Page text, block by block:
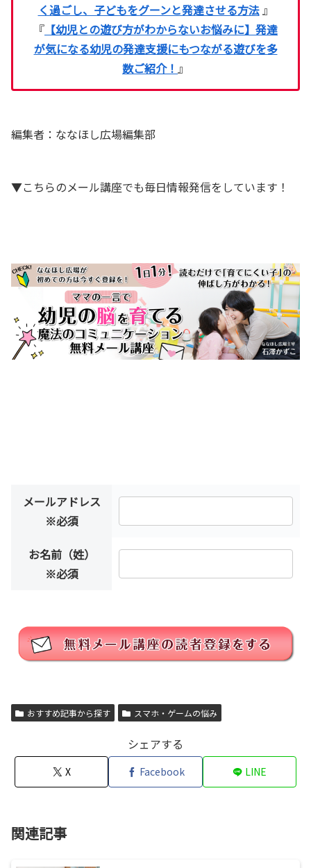
く過ごし、子どもをグーンと発達させる方法』
『 【幼児との遊び方がわからないお悩みに】発達
が気になる幼児の発達支援にもつながる遊びを多
数ご紹介！ 』
編集者：ななほし広場編集部
▼こちらのメール講座でも毎日情報発信をしています！
メールアドレス
※必須
お名前（姓）
※必須
おすすめ記事から探す スマホ・ゲームの悩み
シェアする
X Facebook LINE
関連記事